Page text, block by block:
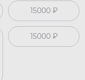
15000 ₽
15000 ₽